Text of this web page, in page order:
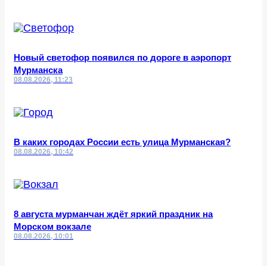
Новый светофор появился по дороге в аэропорт
Мурманска
08.08.2026, 11:23
В каких городах России есть улица Мурманская?
08.08.2026, 10:42
8 августа мурманчан ждёт яркий праздник на
Морском вокзале
08.08.2026, 10:01